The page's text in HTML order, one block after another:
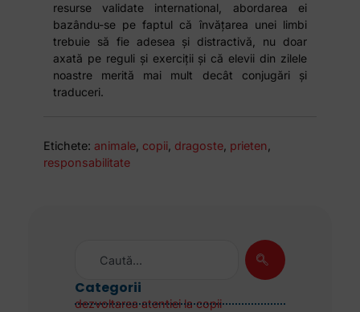
resurse validate international, abordarea ei
bazându-se pe faptul că învățarea unei limbi
trebuie să fie adesea și distractivă, nu doar
axată pe reguli și exerciții și că elevii din zilele
noastre merită mai mult decât conjugări și
traduceri.
Etichete: animale, copii, dragoste, prieten,
responsabilitate
Categorii
dezvoltarea atentiei la copii